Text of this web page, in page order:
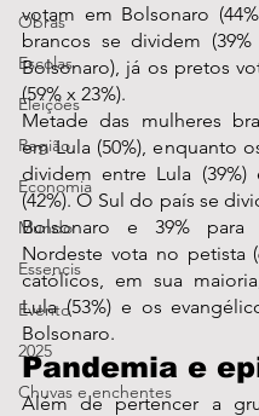
Obras
Escolas
Eleições
Região
Economia
Mundo
Essencis
Evento
2025
Chuvas e enchentes
votam em Bolsonaro
brancos se dividem
Bolsonaro), já os pretos
(59% x 23%).
Metade das mulheres
em Lula (50%), enquanto
dividem entre Lula (39%)
(42%). O Sul do país se
Bolsonaro e 39%
Nordeste vota no petista
católicos, em sua
Lula (53%) e os
Bolsonaro.
Pandemia e
Além de pertencer a